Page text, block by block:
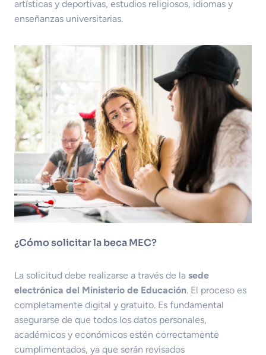
artísticas y deportivas, estudios religiosos, idiomas y
enseñanzas universitarias.
¿Cómo solicitar la beca MEC?
La solicitud debe realizarse a través de la sede
electrónica del Ministerio de Educación. El proceso es
completamente digital y gratuito. Es fundamental
asegurarse de que todos los datos personales,
académicos y económicos estén correctamente
cumplimentados, ya que serán revisados